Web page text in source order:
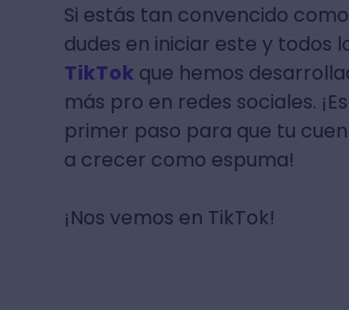
Si estás tan convencido
dudes en iniciar este y todos
TikTok que hemos
más pro en redes sociales.
primer paso para que tu
a crecer como espuma!
¡Nos vemos en TikTok!